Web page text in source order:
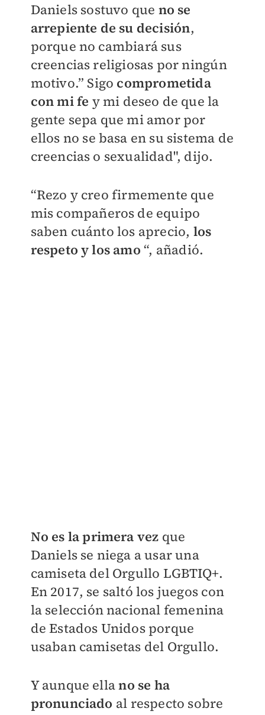
Daniels sostuvo que no se
arrepiente de su decisión,
porque no cambiará sus
creencias religiosas por ningún
motivo.” Sigo comprometida
con mi fe y mi deseo de que la
gente sepa que mi amor por
ellos no se basa en su sistema de
creencias o sexualidad", dijo.
“Rezo y creo firmemente que
mis compañeros de equipo
saben cuánto los aprecio, los
respeto y los amo “, añadió.
No es la primera vez que
Daniels se niega a usar una
camiseta del Orgullo LGBTIQ+.
En 2017, se saltó los juegos con
la selección nacional femenina
de Estados Unidos porque
usaban camisetas del Orgullo.
Y aunque ellano se ha
pronunciado al respecto sobre